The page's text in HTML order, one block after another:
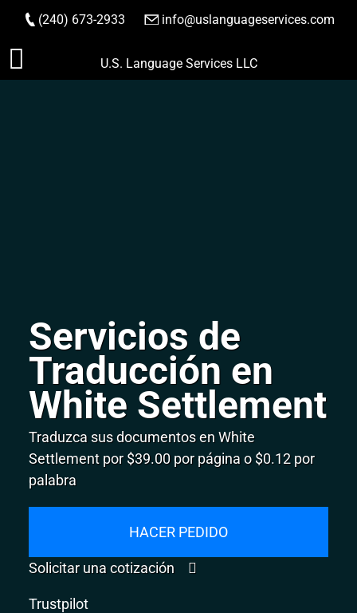
Saltar
(240) 673-2933 info@uslanguageservices.com
HACER PEDIDO
U.S. Language Services LLC
Servicios de
Traducción en
White Settlement
Traduzca sus documentos en White
Settlement por $39.00 por página o $0.12 por
palabra
HACER PEDIDO
Solicitar una cotización
Trustpilot